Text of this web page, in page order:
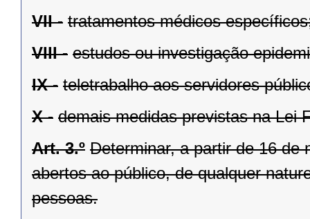
VII - tratamentos médicos
VIII - estudos ou investigação
IX - teletrabalho aos servidores
X - demais medidas previstas na Lei
Art. 3.º Determinar, a partir de 16 de
abertos ao público, de qualquer
pessoas.